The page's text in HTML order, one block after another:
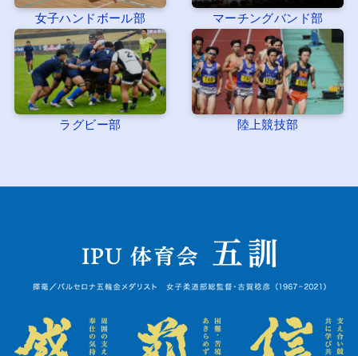
女子ハンドボール部 マーチングバンド部
ラグビー部 陸上競技部